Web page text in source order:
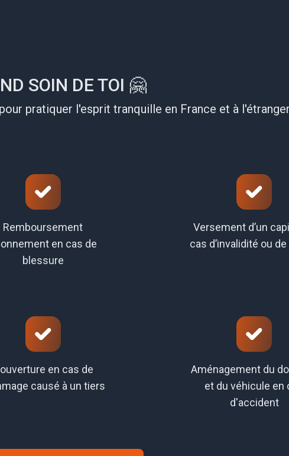
SOIN DE TOI 🤗
pratiquer l'esprit tranquille en France et à l'étranger
Remboursement
en cas de
blessure
Versement d’un
cas d’invalidité ou
en cas de
causé à un tiers
Aménagement du
et du véhicule en
d'accident